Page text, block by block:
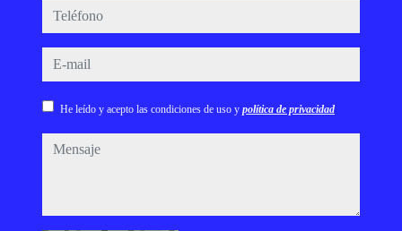
teléfono
e-mail
He leído y acepto las condiciones de uso y política de privacidad
mensaje